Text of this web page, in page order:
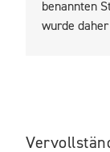
benannten
wurde